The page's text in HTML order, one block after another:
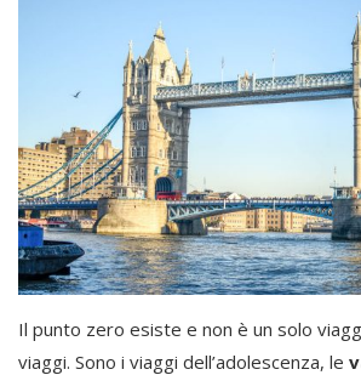
Il punto zero esiste e non è un solo
viaggi. Sono i viaggi dell’adolescenza, le